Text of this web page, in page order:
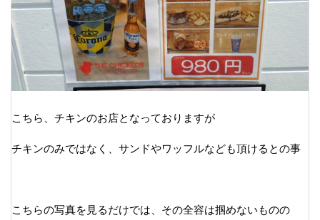
こちら、チキンのお店となっておりますが
チキンのみではなく、サンドやワッフルなども頂けるとの事
こちらの写真を見るだけでは、その全容は掴めないものの